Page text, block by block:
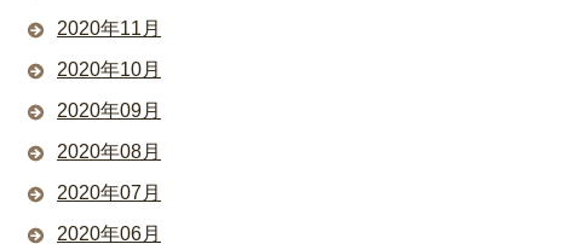
2020年11月
2020年10月
2020年09月
2020年08月
2020年07月
2020年06月